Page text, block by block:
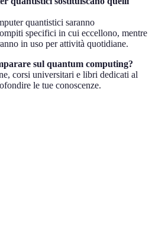
quantistici saranno
specifici in cui eccellono, mentre
in uso per attività quotidiane.
sul quantum computing?
corsi universitari e libri dedicati al
le tue conoscenze.